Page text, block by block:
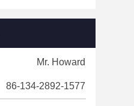
Mr. Howard
86-134-2892-1577